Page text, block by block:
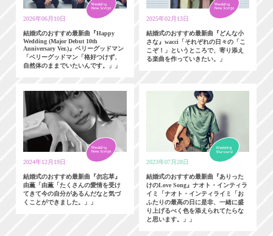
2026年06月10日
結婚式のおすすめ最新曲『Happy
Wedding (Major Debut 10th
Anniversary Ver.)』ベリーグッドマン
「ベリーグッドマン「格好つけず、
自然体のままでいたいんです。」」
2025年02月13日
結婚式のおすすめ最新曲『どんな小
さな』wacci「それぞれの日々の「こ
こぞ！」というところで、寄り添え
る楽曲を作っていきたい。」
2024年12月19日
結婚式のおすすめ最新曲『勿忘草』
由薫「由薫「たくさんの愛情を受け
てきて今の自分があるんだなと気づ
くことができました。」」
2023年07月28日
結婚式のおすすめ最新曲『ありった
けのLove Song』ナオト・インティラ
イミ「ナオト・インティライミ「お
ふたりの最高の日に是非、一緒に盛
り上げるべく色を添えられてたらな
と思います。」」